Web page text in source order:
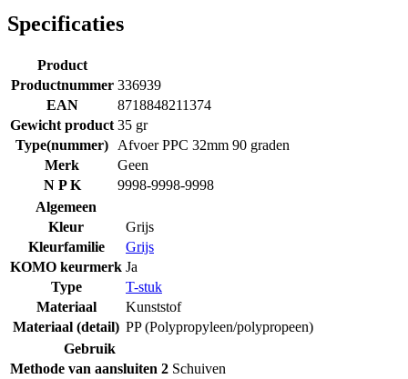
Specificaties
Product
Productnummer 336939
EAN
8718848211374
Gewicht product 35 gr
Type(nummer)
Afvoer PPC 32mm 90 graden
Merk
Geen
N P K
9998-9998-9998
Algemeen
Kleur
Grijs
Kleurfamilie
Grijs
KOMO keurmerk Ja
Type
T-stuk
Materiaal
Kunststof
Materiaal (detail) PP (Polypropyleen/polypropeen)
Gebruik
Methode van aansluiten 2 Schuiven